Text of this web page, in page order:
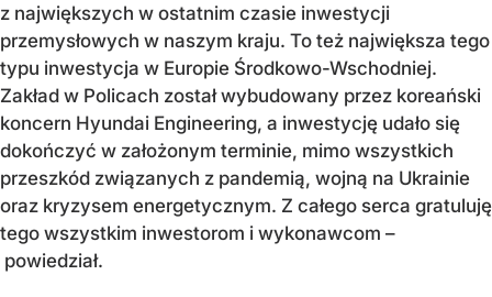
z największych w ostatnim czasie inwestycji
przemysłowych w naszym kraju. To też największa tego
typu inwestycja w Europie Środkowo-Wschodniej.
Zakład w Policach został wybudowany przez koreański
koncern Hyundai Engineering, a inwestycję udało się
dokończyć w założonym terminie, mimo wszystkich
przeszkód związanych z pandemią, wojną na Ukrainie
oraz kryzysem energetycznym. Z całego serca gratuluję
tego wszystkim inwestorom i wykonawcom –
powiedział.